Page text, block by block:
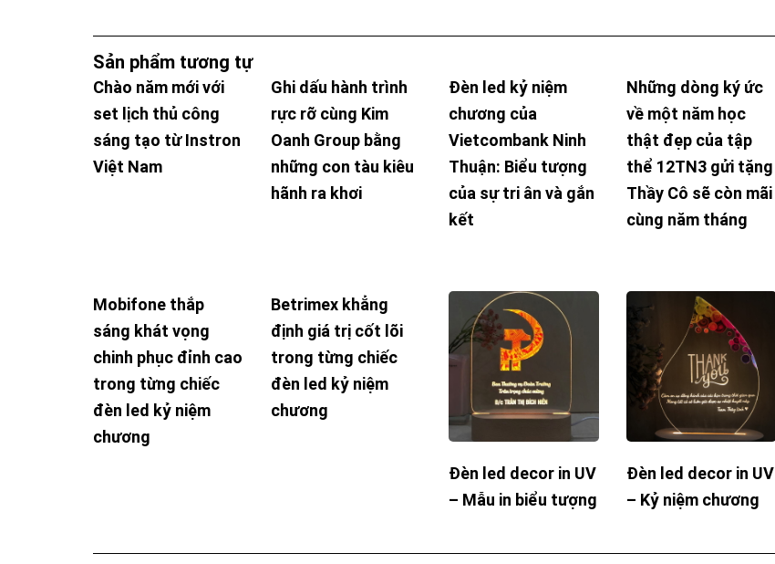
Sản phẩm tương tự
Chào năm mới với
set lịch thủ công
sáng tạo từ Instron
Việt Nam
Ghi dấu hành trình
rực rỡ cùng Kim
Oanh Group bằng
những con tàu kiêu
hãnh ra khơi
Đèn led kỷ niệm
chương của
Vietcombank Ninh
Thuận: Biểu tượng
của sự tri ân và gắn
kết
Những dòng ký ức
về một năm học
thật đẹp của tập
thể 12TN3 gửi tặng
Thầy Cô sẽ còn mãi
cùng năm tháng
Mobifone thắp
sáng khát vọng
chinh phục đỉnh cao
trong từng chiếc
đèn led kỷ niệm
chương
Betrimex khẳng
định giá trị cốt lõi
trong từng chiếc
đèn led kỷ niệm
chương
Đèn led decor in UV
– Mẫu in biểu tượng
Đèn led decor in UV
– Kỷ niệm chương